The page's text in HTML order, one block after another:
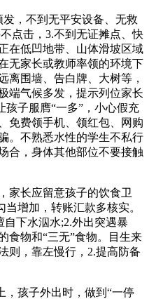
，不到无平安设备、无救
点击，3.不到无证摊点、快
在低凹地带、山体滑坡区域
无家长或教师率领的环境下
离围墙、告白牌、大树等，
端气候多发，提示列位家长
孩子服膺“一多”，小心假充
免费领手机、领红包、网购
。不熟悉水性的学生不私行
合，身体其他部位不要接触
长应留意孩子的饮食卫
增加，转账汇款多核实。
自下水泅水;2.外出突遇暴
食物和“三无”食物。目生来
则，靠左慢行，2.提高防备
孩子外出时，做到“一停